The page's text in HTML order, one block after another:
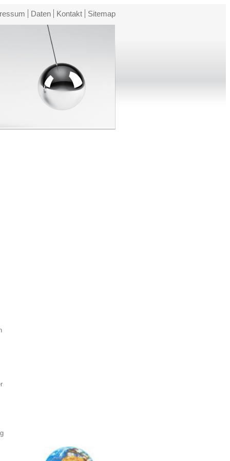
Daten Kontakt Sitemap